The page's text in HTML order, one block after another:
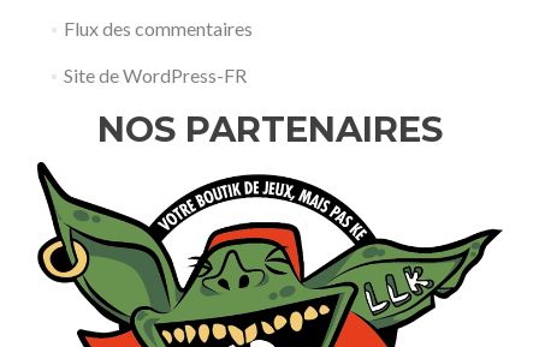
Flux des commentaires
Site de WordPress-FR
NOS PARTENAIRES